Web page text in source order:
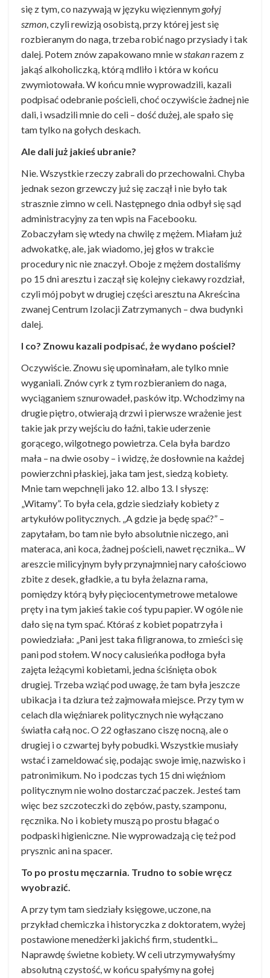
się z tym, co nazywają w języku więziennym gołyj
szmon, czyli rewizją osobistą, przy której jest się
rozbieranym do naga, trzeba robić nago przysiady i tak
dalej. Potem znów zapakowano mnie wstakanrazem z
jakąś alkoholiczką, którą mdliło i która w końcu
zwymiotowała. W końcu mnie wyprowadzili, kazali
podpisać odebranie pościeli, choć oczywiście żadnej nie
dali, i wsadzili mnie do celi – dość dużej, ale spało się
tam tylko na gołych deskach.
Ale dali już jakieś ubranie?
Nie. Wszystkie rzeczy zabrali do przechowalni. Chyba
jednak sezon grzewczy już się zaczął i nie było tak
strasznie zimno w celi. Następnego dnia odbył się sąd
administracyjny za ten wpis na Facebooku.
Zobaczyłam się wtedy na chwilę z mężem. Miałam już
adwokatkę, ale, jak wiadomo, jej głos w trakcie
procedury nic nie znaczył. Oboje z mężem dostaliśmy
po 15 dni aresztu i zaczął się kolejny ciekawy rozdział,
czyli mój pobyt w drugiej części aresztu na Akreścina
zwanej Centrum Izolacji Zatrzymanych – dwa budynki
dalej.
I co? Znowu kazali podpisać, że wydano pościel?
Oczywiście. Znowu się upominałam, ale tylko mnie
wyganiali. Znów cyrk z tym rozbieraniem do naga,
wyciąganiem sznurowadeł, pasków itp. Wchodzimy na
drugie piętro, otwierają drzwi i pierwsze wrażenie jest
takie jak przy wejściu do łaźni, takie uderzenie
gorącego, wilgotnego powietrza. Cela była bardzo
mała – na dwie osoby – i widzę, że dosłownie na każdej
powierzchni płaskiej, jaka tam jest, siedzą kobiety.
Mnie tam wepchnęli jako 12. albo 13. I słyszę:
„Witamy”. To była cela, gdzie siedziały kobiety z
artykułów politycznych. „A gdzie ja będę spać?” –
zapytałam, bo tam nie było absolutnie niczego, ani
materaca, ani koca, żadnej pościeli, nawet ręcznika... W
areszcie milicyjnym były przynajmniej nary całościowo
zbite z desek, gładkie, a tu była żelazna rama,
pomiędzy którą były pięciocentymetrowe metalowe
pręty i na tym jakieś takie coś typu papier. W ogóle nie
dało się na tym spać. Któraś z kobiet popatrzyła i
powiedziała: „Pani jest taka filigranowa, to zmieści się
pani pod stołem. W nocy calusieńka podłoga była
zajęta leżącymi kobietami, jedna ściśnięta obok
drugiej. Trzeba wziąć pod uwagę, że tam była jeszcze
ubikacja i ta dziura też zajmowała miejsce. Przy tym w
celach dla więźniarek politycznych nie wyłączano
światła całą noc. O 22 ogłaszano ciszę nocną, ale o
drugiej i o czwartej były pobudki. Wszystkie musiały
wstać i zameldować się, podając swoje imię, nazwisko i
patronimikum. No i podczas tych 15 dni więźniom
politycznym nie wolno dostarczać paczek. Jesteś tam
więc bez szczoteczki do zębów, pasty, szamponu,
ręcznika. No i kobiety muszą po prostu błagać o
podpaski higieniczne. Nie wyprowadzają cię też pod
prysznic ani na spacer.
To po prostu męczarnia. Trudno to sobie wręcz
wyobrazić.
A przy tym tam siedziały księgowe, uczone, na
przykład chemiczka i historyczka z doktoratem, wyżej
postawione menedżerki jakichś firm, studentki...
Naprawdę świetne kobiety. W celi utrzymywałyśmy
absolutną czystość, w końcu spałyśmy na gołej